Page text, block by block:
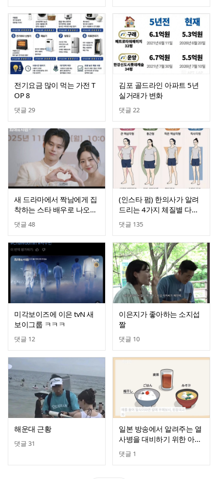
전기요금 많이 먹는 가전 T
OP 8
댓글 29
김포 골드라인 아파트 5년
실거래가 변화
댓글 22
새 드라마에서 짝남에게 집
착하는 스타 배우로 나오는
있지 유나
댓글 48
(인스타 펌) 한의사가 알려
드리는 4가지 체질별 다이
어트
댓글 135
미각보이즈에 이은 tvN 새
보이그룹 ㅋㅋㅋ
댓글 12
이은지가 좋아하는 소지섭
짤
댓글 10
해운대 근황
댓글 31
일본 방송에서 알려주는 열
사병을 대비하기 위한 아침
식사
댓글 1